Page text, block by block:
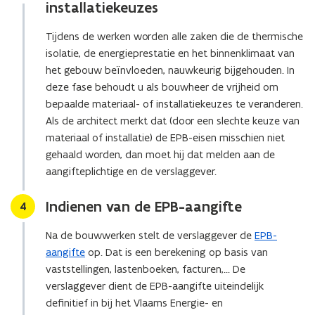
installatiekeuzes
Tijdens de werken worden alle zaken die de thermische
isolatie, de energieprestatie en het binnenklimaat van
het gebouw beïnvloeden, nauwkeurig bijgehouden. In
deze fase behoudt u als bouwheer de vrijheid om
bepaalde materiaal- of installatiekeuzes te veranderen.
Als de architect merkt dat (door een slechte keuze van
materiaal of installatie) de EPB-eisen misschien niet
gehaald worden, dan moet hij dat melden aan de
aangifteplichtige en de verslaggever.
Stap
4 Indienen van de EPB-aangifte
Na de bouwwerken stelt de verslaggever de EPB-
aangifte op. Dat is een berekening op basis van
vaststellingen, lastenboeken, facturen,... De
verslaggever dient de EPB-aangifte uiteindelijk
definitief in bij het Vlaams Energie- en